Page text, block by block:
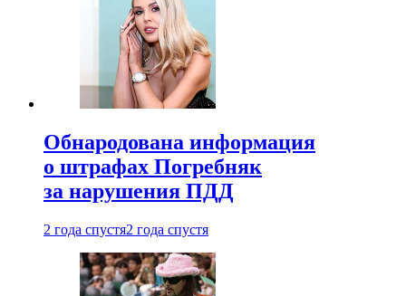
Обнародована информация
о штрафах Погребняк
за нарушения ПДД
2 года спустя2 года спустя